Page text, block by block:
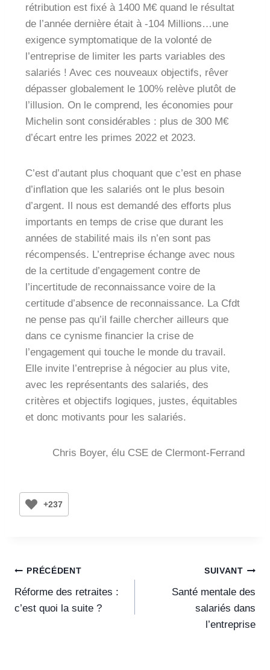
rétribution est fixé à 1400 M€ quand le résultat
de l’année dernière était à -104 Millions…une
exigence symptomatique de la volonté de
l’entreprise de limiter les parts variables des
salariés ! Avec ces nouveaux objectifs, rêver
dépasser globalement le 100% relève plutôt de
l’illusion. On le comprend, les économies pour
Michelin sont considérables : plus de 300 M€
d’écart entre les primes 2022 et 2023.
C’est d’autant plus choquant que c’est en phase
d’inflation que les salariés ont le plus besoin
d’argent. Il nous est demandé des efforts plus
importants en temps de crise que durant les
années de stabilité mais ils n’en sont pas
récompensés. L’entreprise échange avec nous
de la certitude d’engagement contre de
l’incertitude de reconnaissance voire de la
certitude d’absence de reconnaissance. La Cfdt
ne pense pas qu’il faille chercher ailleurs que
dans ce cynisme financier la crise de
l’engagement qui touche le monde du travail.
Elle invite l’entreprise à négocier au plus vite,
avec les représentants des salariés, des
critères et objectifs logiques, justes, équitables
et donc motivants pour les salariés.
Chris Boyer, élu CSE de Clermont-Ferrand
+237
PRÉCÉDENT
Réforme des retraites :
c’est quoi la suite ?
SUIVANT
Santé mentale des
salariés dans
l’entreprise